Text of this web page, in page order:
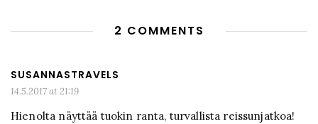
2 COMMENTS
SUSANNASTRAVELS
14.5.2017 at 21:19
Hienolta näyttää tuokin ranta, turvallista reissunjatkoa!